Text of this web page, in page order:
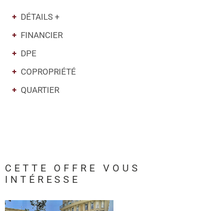
DÉTAILS +
FINANCIER
DPE
COPROPRIÉTÉ
QUARTIER
CETTE OFFRE
VOUS
INTÉRESSE